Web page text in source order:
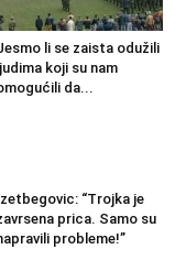
li se zaista odužili
koji su nam
da...
“Trojka je
prica. Samo su
probleme!”